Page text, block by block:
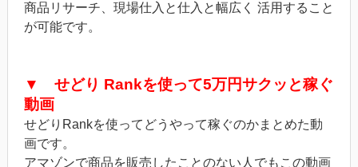
商品リサーチ、現場仕入と仕入と幅広く 活用すること
が可能です。
▼ せどり Rankを使って5万円サクッと稼ぐ
動画
せどりRankを使ってどうやって稼ぐのかまとめた動
画です。
アマゾンで商品を販売したことのない人でもこの動画